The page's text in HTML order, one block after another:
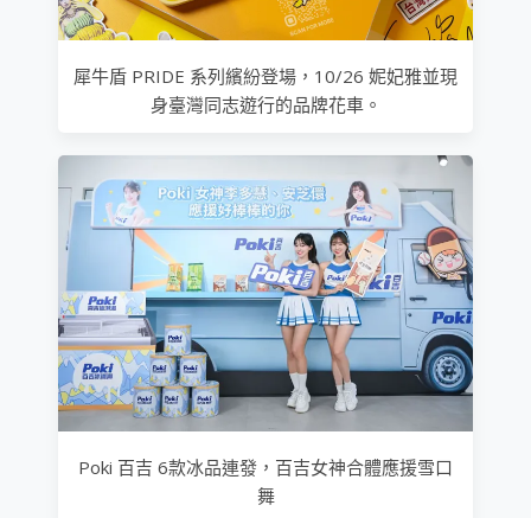
犀牛盾 PRIDE 系列繽紛登場，10/26 妮妃雅並現
身臺灣同志遊行的品牌花車。
Poki 百吉 6款冰品連發，百吉女神合體應援雪口
舞